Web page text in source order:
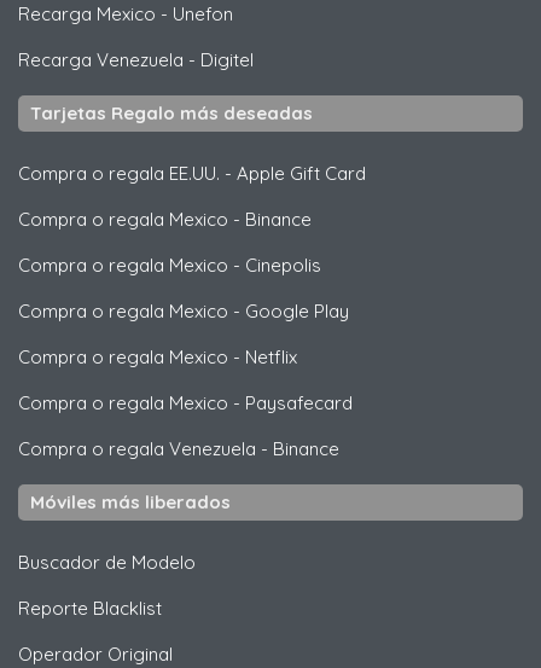
Recarga Mexico - Unefon
Recarga Venezuela - Digitel
Tarjetas Regalo más deseadas
Compra o regala EE.UU. - Apple Gift Card
Compra o regala Mexico - Binance
Compra o regala Mexico - Cinepolis
Compra o regala Mexico - Google Play
Compra o regala Mexico - Netflix
Compra o regala Mexico - Paysafecard
Compra o regala Venezuela - Binance
Móviles más liberados
Buscador de Modelo
Reporte Blacklist
Operador Original